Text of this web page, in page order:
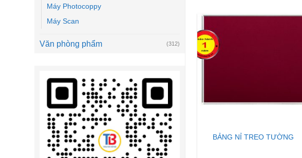
Máy Photocoppy
Máy Scan
Văn phòng phẩm (312)
BẢNG NỈ TREO TƯỜNG